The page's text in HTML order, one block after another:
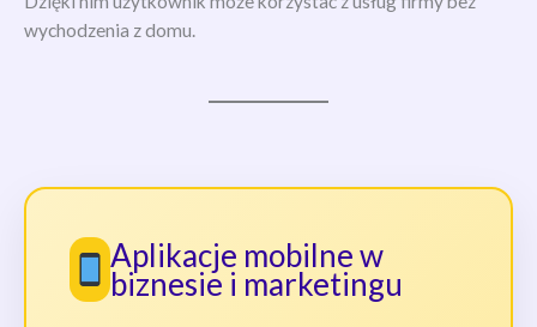
wychodzenia z domu.
Aplikacje mobilne w
biznesie i marketingu